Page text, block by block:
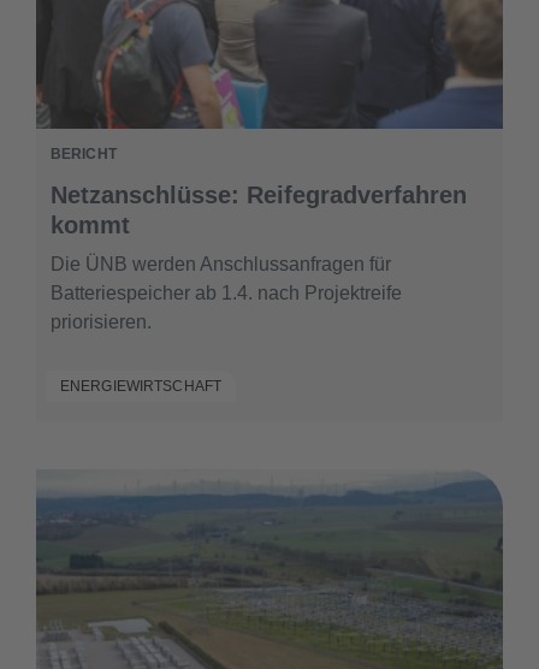
BERICHT
​​Netzanschlüsse: Reifegradverfahren
kommt​
Die ÜNB werden Anschlussanfragen für
Batteriespeicher ab 1.4. nach Projektreife
priorisieren.
ENERGIEWIRTSCHAFT